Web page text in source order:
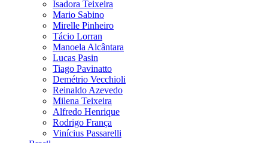
Isadora Teixeira
Mario Sabino
Mirelle Pinheiro
Tácio Lorran
Manoela Alcântara
Lucas Pasin
Tiago Pavinatto
Demétrio Vecchioli
Reinaldo Azevedo
Milena Teixeira
Alfredo Henrique
Rodrigo França
Vinícius Passarelli